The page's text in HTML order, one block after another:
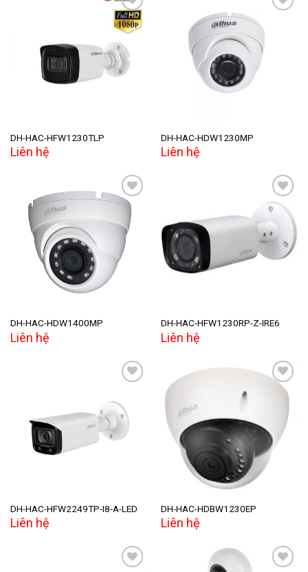
Add to
wishlist
DH-HAC-HFW1230TLP
Liên hệ
wishlist
DH-HAC-HDW1230MP
Liên hệ
Add to
wishlist
DH-HAC-HDW1400MP
Liên hệ
Add to
wishlist
DH-HAC-HFW1230RP-Z-IRE6
Liên hệ
Add to
wishlist
DH-HAC-HFW2249TP-I8-A-LED
Liên hệ
Add to
wishlist
DH-HAC-HDBW1230EP
Liên hệ